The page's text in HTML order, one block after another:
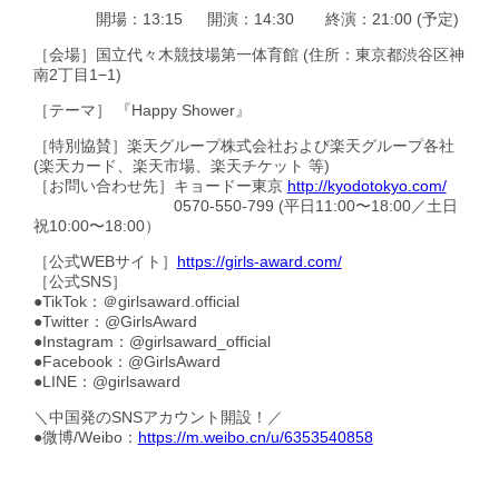
開場：13:15 開演：14:30 終演：21:00 (予定)
［会場］国立代々木競技場第一体育館 (住所：東京都渋谷区神
南2丁目1−1)
［テーマ］ 『Happy Shower』
［特別協賛］楽天グループ株式会社および楽天グループ各社
(楽天カード、楽天市場、楽天チケット 等)
［お問い合わせ先］キョードー東京 http://kyodotokyo.com/
0570-550-799 (平日11:00〜18:00／土日
祝10:00〜18:00）
［公式WEBサイト］ https://girls-award.com/
［公式SNS］
●TikTok：＠girlsaward.official
●Twitter：@GirlsAward
●Instagram：@girlsaward_official
●Facebook：@GirlsAward
●LINE：@girlsaward
＼中国発のSNSアカウント開設！／
●微博/Weibo： https://m.weibo.cn/u/6353540858